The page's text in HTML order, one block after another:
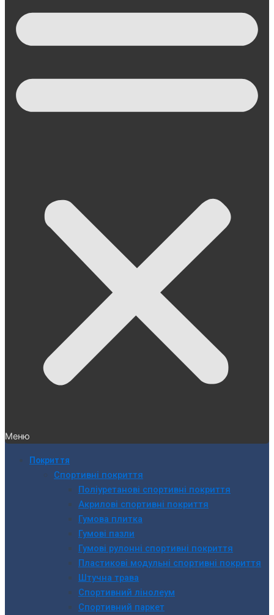
Меню
Покриття
Спортивні покриття
Поліуретанові спортивні покриття
Акрилові спортивні покриття
Гумова плитка
Гумові пазли
Гумові рулонні спортивні покриття
Пластикові модульні спортивні покриття
Штучна трава
Спортивний лінолеум
Спортивний паркет